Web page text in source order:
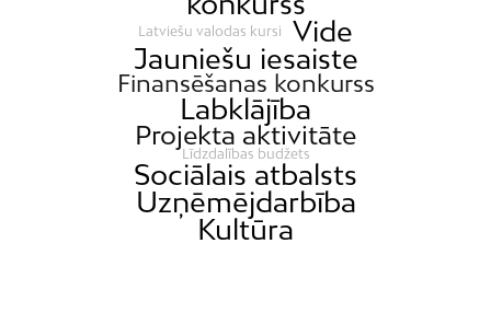
Latviešu valodas kursi
Vide
Jauniešu iesaiste
Finansēšanas konkurss
Labklājība
Projekta aktivitāte
Līdzdalības budžets
Sociālais atbalsts
Uzņēmējdarbība
Kultūra